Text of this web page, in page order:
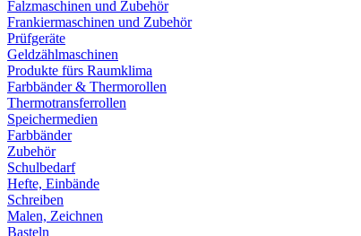
Falzmaschinen und Zubehör
Frankiermaschinen und Zubehör
Prüfgeräte
Geldzählmaschinen
Produkte fürs Raumklima
Farbbänder & Thermorollen
Thermotransferrollen
Speichermedien
Farbbänder
Zubehör
Schulbedarf
Hefte, Einbände
Schreiben
Malen, Zeichnen
Basteln